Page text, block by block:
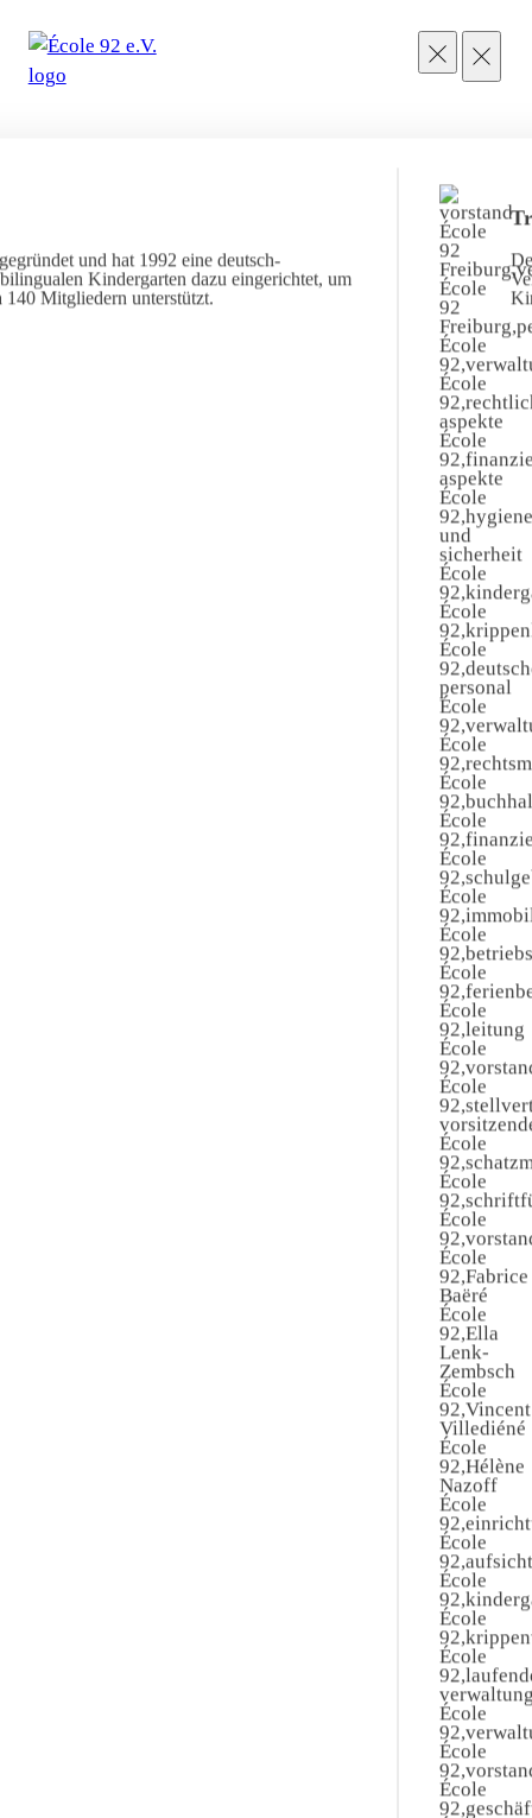
und hat 1992 eine deutsch-
Kindergarten dazu eingerichtet, um
Mitgliedern unterstützt.